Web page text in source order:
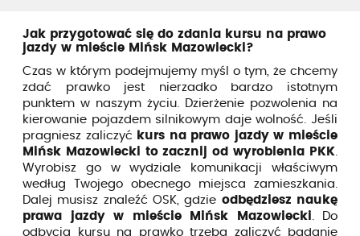
Jak przygotować się do zdania kursu na prawo
jazdy w mieście Mińsk Mazowiecki?
Czas w którym podejmujemy myśl o tym, że chcemy
zdać prawko jest nierzadko bardzo istotnym
punktem w naszym życiu. Dzierżenie pozwolenia na
kierowanie pojazdem silnikowym daje wolność. Jeśli
pragniesz zaliczyć kurs na prawo jazdy w mieście
Mińsk Mazowiecki to zacznij od wyrobienia PKK.
Wyrobisz go w wydziale komunikacji właściwym
według Twojego obecnego miejsca zamieszkania.
Dalej musisz znaleźć OSK, gdzie odbędziesz naukę
prawa jazdy w mieście Mińsk Mazowiecki. Do
odbycia kursu na prawko trzeba zaliczyć badanie